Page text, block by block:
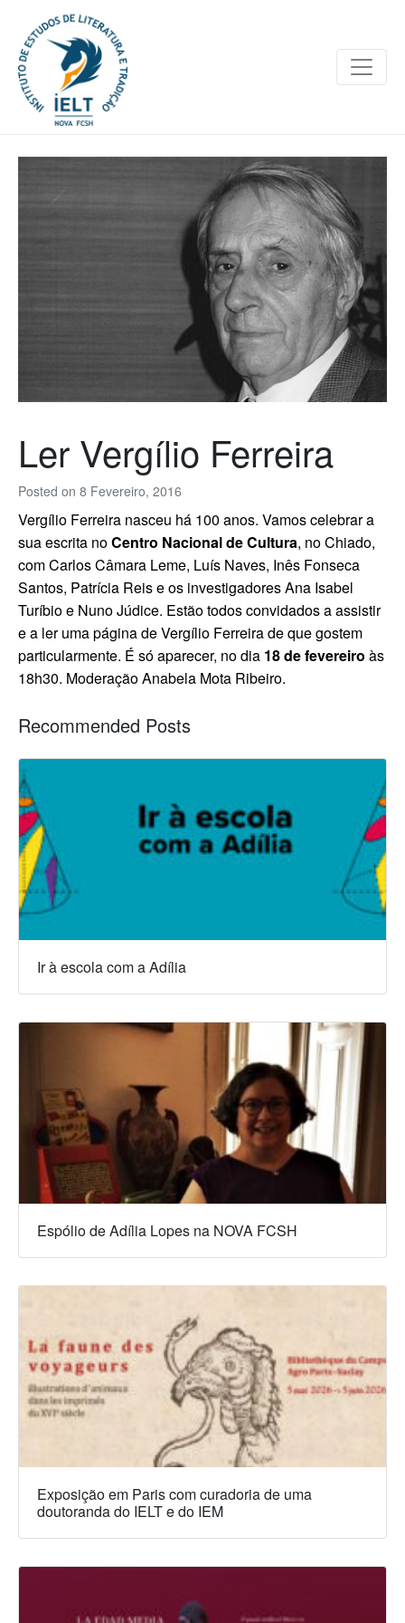
Posted on 8 Fevereiro, 2016
Ler Vergílio Ferreira
Vergílio Ferreira nasceu há 100 anos. Vamos celebrar a
sua escrita noCentro Nacional de Cultura, no Chiado,
com Carlos Câmara Leme, Luís Naves, Inês Fonseca
Santos, Patrícia Reis e os investigadores Ana Isabel
Turíbio e Nuno Júdice. Estão todos convidados a assistir
e a ler uma página de Vergílio Ferreira de que gostem
particularmente. É só aparecer, no dia 18 de fevereiro às
18h30. Moderação Anabela Mota Ribeiro.
Recommended Posts
Ir à escola com a Adília
Espólio de Adília Lopes na NOVA FCSH
Exposição em Paris com curadoria de uma
doutoranda do IELT e do IEM